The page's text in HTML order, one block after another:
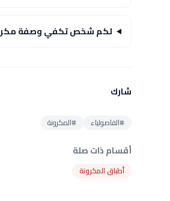
لكم شخص تكفي وصفة
شارك
#الفاصولياء #المكرونة
أقسام ذات صلة
أطباق المكرونة